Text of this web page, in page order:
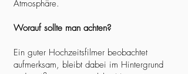
Atmosphäre.
Worauf sollte man achten?
Ein guter Hochzeitsfilmer beobachtet
aufmerksam, bleibt dabei im Hintergrund